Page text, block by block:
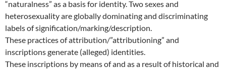
“naturalness” as a basis for identity. Two sexes and
heterosexuality are globally dominating and discriminating
labels of signification/marking/description.
These practices of attribution/”attributioning” and
inscriptions generate (alleged) identities.
These inscriptions by means of and as a result of historical and